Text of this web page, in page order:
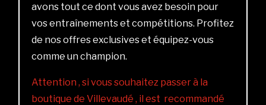
avons tout ce dont vous avez besoin pour
vos entraînements et compétitions. Profitez
de nos offres exclusives et équipez-vous
comme un champion.
Attention , si vous souhaitez passer à la
boutique de Villevaudé , il est recommandé